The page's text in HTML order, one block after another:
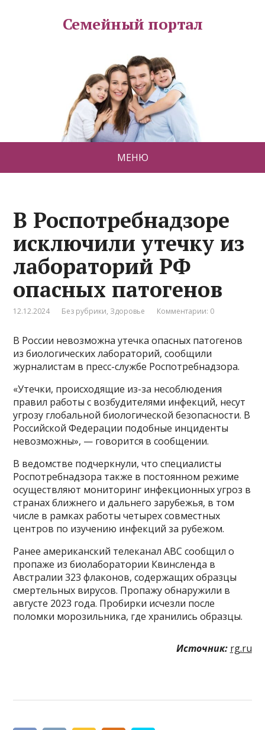
Семейный портал
МЕНЮ
В Роспотребнадзоре
исключили утечку из
лабораторий РФ
опасных патогенов
12.12.2024 Без рубрики, Здоровье Комментарии: 0
В России невозможна утечка опасных патогенов
из биологических лабораторий, сообщили
журналистам в пресс-службе Роспотребнадзора.
«Утечки, происходящие из-за несоблюдения
правил работы с возбудителями инфекций, несут
угрозу глобальной биологической безопасности. В
Российской Федерации подобные инциденты
невозможны», — говорится в сообщении.
В ведомстве подчеркнули, что специалисты
Роспотребнадзора также в постоянном режиме
осуществляют мониторинг инфекционных угроз в
странах ближнего и дальнего зарубежья, в том
числе в рамках работы четырех совместных
центров по изучению инфекций за рубежом.
Ранее американский телеканал АBC сообщил о
пропаже из биолаборатории Квинсленда в
Австралии 323 флаконов, содержащих образцы
смертельных вирусов. Пропажу обнаружили в
августе 2023 года. Пробирки исчезли после
поломки морозильника, где хранились образцы.
Источник: rg.ru